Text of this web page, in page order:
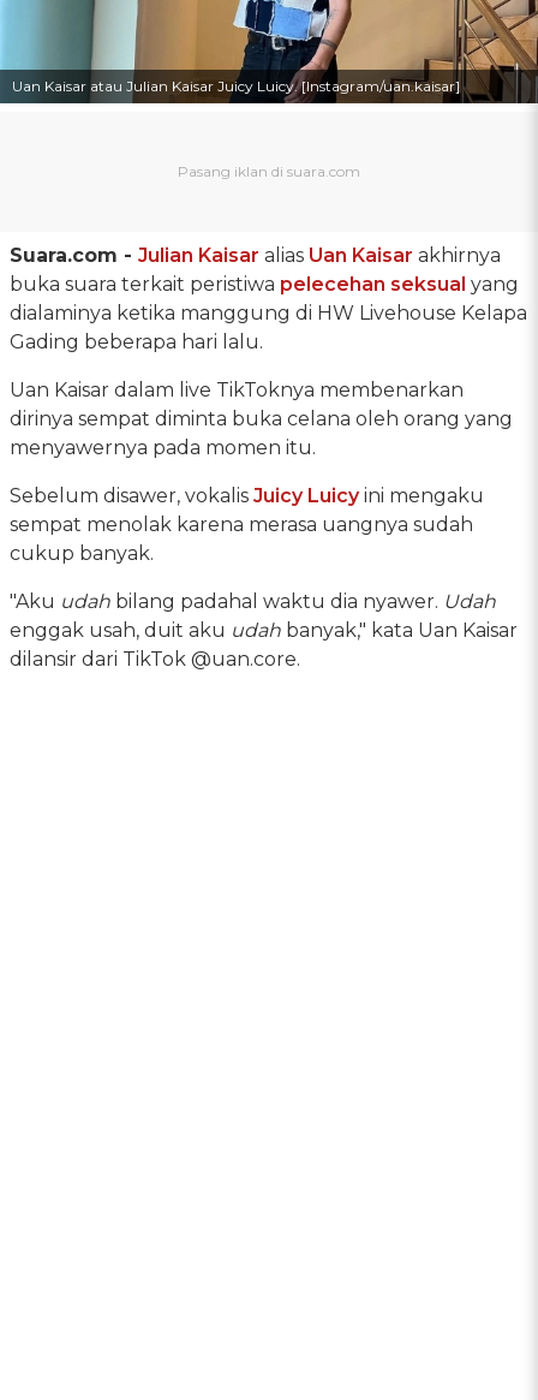
Uan Kaisar atau Julian Kaisar Juicy Luicy. [Instagram/uan.kaisar]
Suara.com - Julian Kaisar alias Uan Kaisar akhirnya
buka suara terkait peristiwa pelecehan seksual yang
dialaminya ketika manggung di HW Livehouse Kelapa
Gading beberapa hari lalu.
Uan Kaisar dalam live TikToknya membenarkan
dirinya sempat diminta buka celana oleh orang yang
menyawernya pada momen itu.
Sebelum disawer, vokalis Juicy Luicyini mengaku
sempat menolak karena merasa uangnya sudah
cukup banyak.
"Aku udah bilang padahal waktu dia nyawer. Udah
enggak usah, duit aku udah banyak," kata Uan Kaisar
dilansir dari TikTok @uan.core.